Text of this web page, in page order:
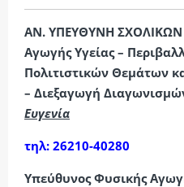
ΑΝ. ΥΠΕΥΘΥΝΗ
Αγωγής Υγείας –
Πολιτιστικών Θεμάτων
– Διεξαγωγή
Ευγενία
τηλ: 26210-40280
Υπεύθυνος Φυσικής